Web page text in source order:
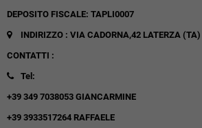
DEPOSITO FISCALE: TAPLI0007
INDIRIZZO : VIA CADORNA,42 LATERZA (TA)
CONTATTI :
Tel:
+39 349 7038053 GIANCARMINE
+39 3933517264 RAFFAELE